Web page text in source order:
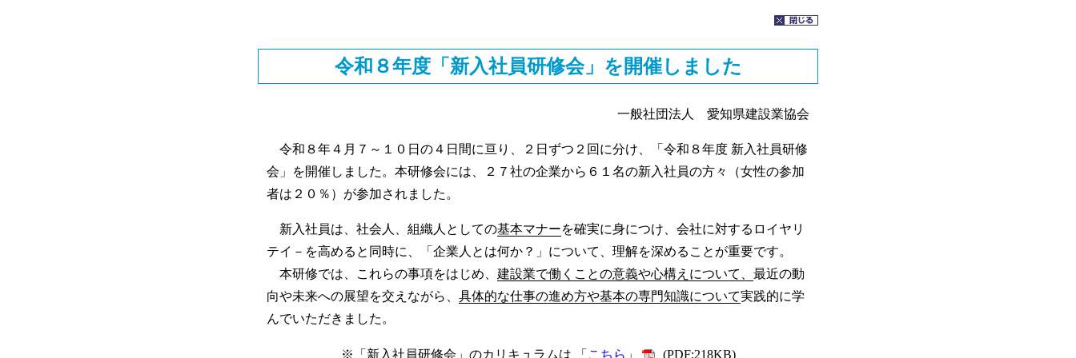
令和８年度「新入社員研修会」を開催しました
一般社団法人 愛知県建設業協会
令和８年４月７～１０日の４日間に亘り、２日ずつ２回に分け、「令和８年度 新入社員研修
会」を開催しました。本研修会には、２７社の企業から６１名の新入社員の方々（女性の参加
者は２０％）が参加されました。
新入社員は、社会人、組織人としての基本マナーを確実に身につけ、会社に対するロイヤリ
テイ－を高めると同時に、「企業人とは何か？」について、理解を深めることが重要です。
本研修では、これらの事項をはじめ、 建設業で働くことの意義や心構えについて、 最近の動
向や未来への展望を交えながら、 具体的な仕事の進め方や基本の専門知識について実践的に学
んでいただきました。
※「新入社員研修会」のカリキュラムは 「 こちら 」 (PDF:218KB)